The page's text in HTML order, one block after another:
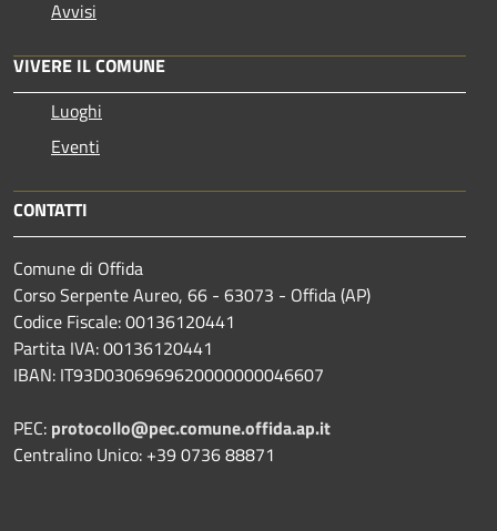
Avvisi
VIVERE IL COMUNE
Luoghi
Eventi
CONTATTI
Comune di Offida
Corso Serpente Aureo, 66 - 63073 - Offida (AP)
Codice Fiscale: 00136120441
Partita IVA: 00136120441
IBAN: IT93D0306969620000000046607
PEC: protocollo@pec.comune.offida.ap.it
Centralino Unico: +39 0736 88871